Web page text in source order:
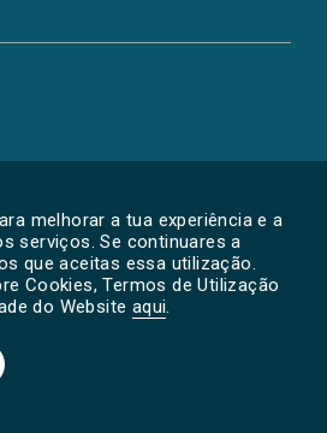
melhorar a tua experiência e a
serviços. Se continuares a
que aceitas essa utilização.
Cookies, Termos de Utilização
do Website aqui.
2026